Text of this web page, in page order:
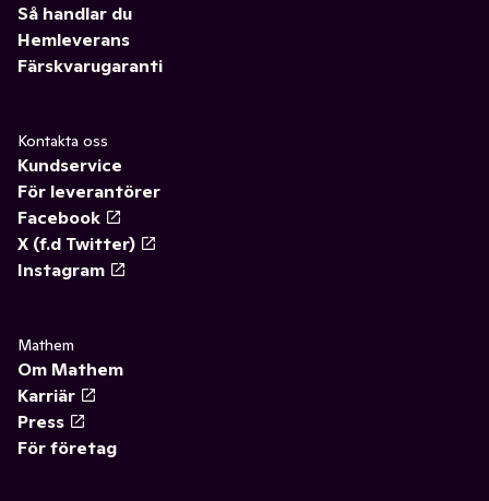
Så handlar du
Hemleverans
Färskvarugaranti
Kontakta oss
Kundservice
För leverantörer
Facebook
X (f.d Twitter)
Instagram
Mathem
Om Mathem
Karriär
Press
För företag